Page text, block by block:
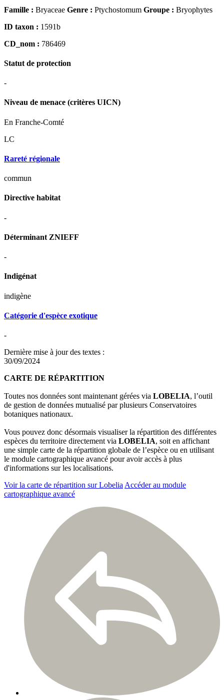
Famille : Bryaceae Genre : Ptychostomum Groupe : Bryophytes
ID taxon : 1591b
CD_nom : 786469
Statut de protection
-
Niveau de menace (critères UICN)
En Franche-Comté
LC
Rareté régionale
commun
Directive habitat
-
Déterminant ZNIEFF
-
Indigénat
indigène
Catégorie d'espèce exotique
-
Dernière mise à jour des textes :
30/09/2024
CARTE DE RÉPARTITION
Toutes nos données sont maintenant gérées via LOBELIA, l’outil
de gestion de données mutualisé par plusieurs Conservatoires
botaniques nationaux.
Vous pouvez donc désormais visualiser la répartition des différentes
espèces du territoire directement via LOBELIA, soit en affichant
une simple carte de la répartition globale de l’espèce ou en utilisant
le module cartographique avancé pour avoir accès à plus
d'informations sur les localisations.
Voir la carte de répartition sur Lobelia Accéder au module
cartographique avancé